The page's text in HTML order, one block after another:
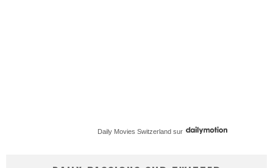
Daily Movies Switzerland sur